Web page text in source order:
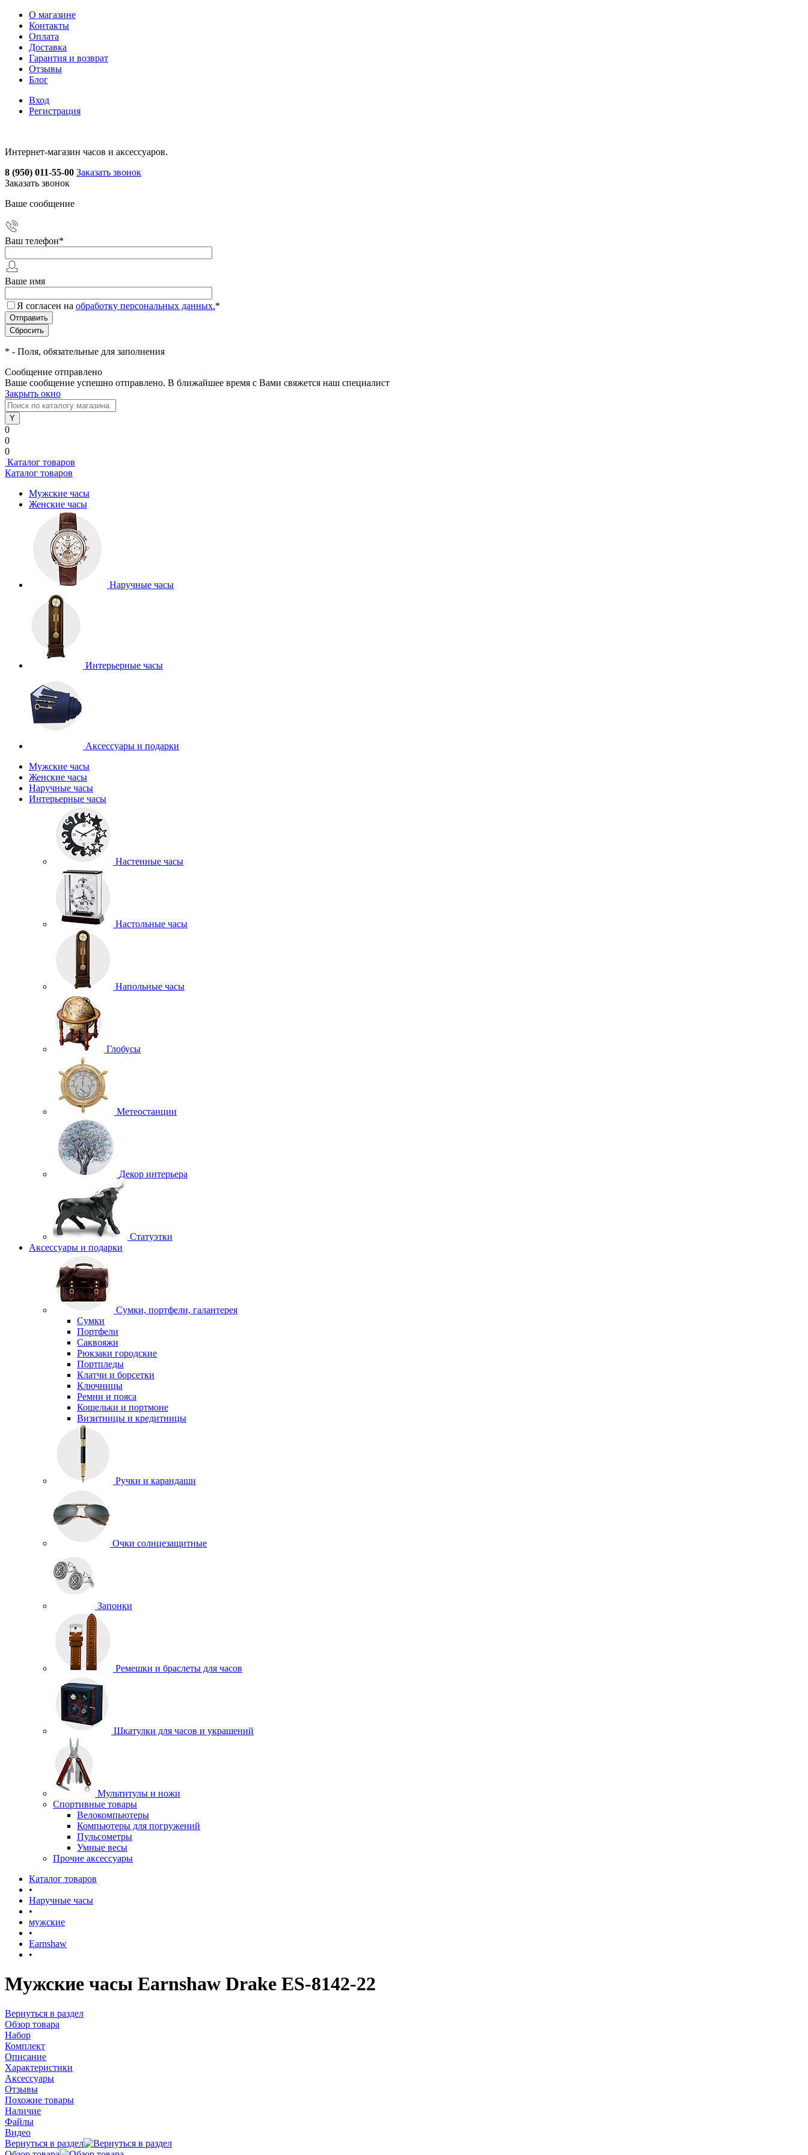
О магазине
Контакты
Оплата
Доставка
Гарантия и возврат
Отзывы
Блог
Вход
Регистрация
Интернет-магазин часов и аксессуаров.
8 (950) 011-55-00 Заказать звонок
Заказать звонок
Ваше сообщение
Ваш телефон*
Ваше имя
Я согласен на обработку персональных данных.*
* - Поля, обязательные для заполнения
Сообщение отправлено
Ваше сообщение успешно отправлено. В ближайшее время с Вами свяжется наш специалист
Закрыть окно
0
0
0
Каталог товаров
Каталог товаров
Мужские часы
Женские часы
Наручные часы
Интерьерные часы
Аксессуары и подарки
Мужские часы
Женские часы
Наручные часы
Интерьерные часы
Настенные часы
Настольные часы
Напольные часы
Глобусы
Метеостанции
Декор интерьера
Статуэтки
Аксессуары и подарки
Сумки, портфели, галантерея
Сумки
Портфели
Саквояжи
Рюкзаки городские
Портпледы
Клатчи и борсетки
Ключницы
Ремни и пояса
Кошельки и портмоне
Визитницы и кредитницы
Ручки и карандаши
Очки солнцезащитные
Запонки
Ремешки и браслеты для часов
Шкатулки для часов и украшений
Мультитулы и ножи
Спортивные товары
Велокомпьютеры
Компьютеры для погружений
Пульсометры
Умные весы
Прочие аксессуары
Каталог товаров
•
Наручные часы
•
мужские
•
Earnshaw
•
Мужские часы Earnshaw Drake ES-8142-22
Вернуться в раздел
Обзор товара
Набор
Комплект
Описание
Характеристики
Аксессуары
Отзывы
Похожие товары
Наличие
Файлы
Видео
Вернуться в раздел